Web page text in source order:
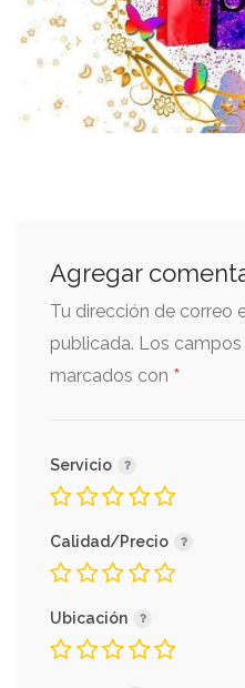
Agregar
Tu dirección de correo
publicada. Los
marcados con *
Servicio
Calidad/Precio
Ubicación